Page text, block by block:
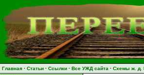
Главная · Статьи · Ссылки · Все УЖД сайта · Схемы ж. д.